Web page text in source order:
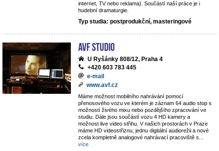
internet, TV nebo reklama). Součástí naší práce je i
hudební dramaturgie.
Typ studia: postprodukční, masteringové
AVF STUDIO
U Ryšánky 808/12, Praha 4
+420 603 783 445
e-mail
www.avf.cz
Máme možnost mobilního nahrávání pomocí
přenosového vozu ve kterém je záznam 64 audio stop s
možností živého mixu nebo pozdějšího zpracování ve
studiu. Dále jsou součástí vozu 4 HD kamery a
možnost live video střihu. V našich prostorách v Praze
máme HD videostřiznu, jednu digitální audiorežii a nové
zcela kompletně analogové nahrávací pracoviště s
více